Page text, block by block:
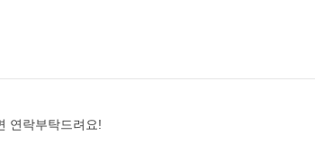
연락부탁드려요!